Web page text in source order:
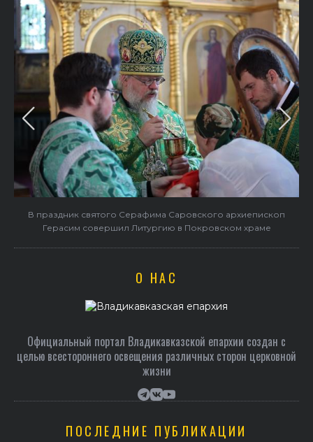
В праздник святого Серафима Саровского архиепископ
Герасим совершил Литургию в Покровском храме
О НАС
Официальный портал Владикавказской епархии создан c
целью всестороннего освещения различных сторон церковной
жизни
ПОСЛЕДНИЕ ПУБЛИКАЦИИ